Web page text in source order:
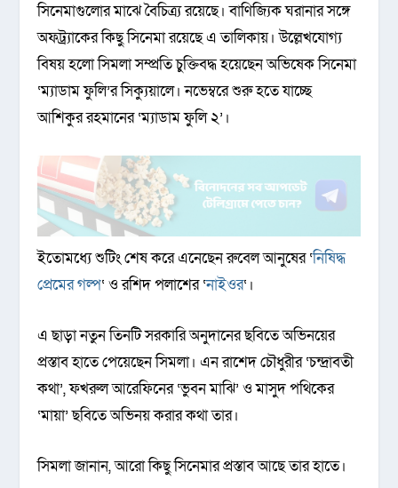
সিনেমাগুলোর মাঝে বৈচিত্র্য রয়েছে। বাণিজ্যিক ঘরানার সঙ্গে
অফট্র্যাকের কিছু সিনেমা রয়েছে এ তালিকায়। উল্লেখযোগ্য
বিষয় হলো সিমলা সম্প্রতি চুক্তিবদ্ধ হয়েছেন অভিষেক সিনেমা
‘ম্যাডাম ফুলি’র সিক্যুয়ালে। নভেম্বরে শুরু হতে যাচ্ছে
আশিকুর রহমানের ‘ম্যাডাম ফুলি ২’।
ইতোমধ্যে শুটিং শেষ করে এনেছেন রুবেল আনুষের ‘নিষিদ্ধ
প্রেমের গল্প‘ ও রশিদ পলাশের ‘নাইওর‘।
এ ছাড়া নতুন তিনটি সরকারি অনুদানের ছবিতে অভিনয়ের
প্রস্তাব হাতে পেয়েছেন সিমলা। এন রাশেদ চৌধুরীর ‘চন্দ্রাবতী
কথা’, ফখরুল আরেফিনের ‘ভুবন মাঝি’ ও মাসুদ পথিকের
‘মায়া’ ছবিতে অভিনয় করার কথা তার।
সিমলা জানান, আরো কিছু সিনেমার প্রস্তাব আছে তার হাতে।